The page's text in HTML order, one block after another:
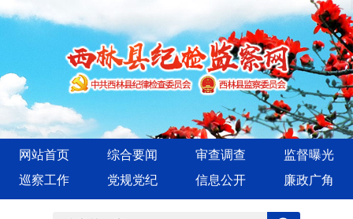
网站首页 综合要闻 审查调查
监督曝光
巡察工作
党规党纪 信息公开 廉政广角